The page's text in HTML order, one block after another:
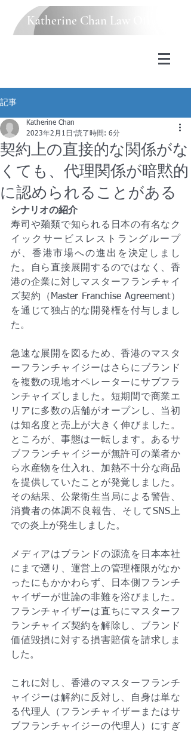
Katherine Chan Law Office
記事
契約上の直接的な関係がな
くても、代理関係が暗黙的
に認められることがある
Katherine Chan
2023年2月1日 読了時間: 6分
シナリオの紹介
寿司や麺類で知られる日本の有名なク
イックサービスレストラングループ
が、香港市場への進出を決定しまし
た。自ら直接展開するのではなく、香
港の企業に対しマスターフランチャイ
ズ契約（Master Franchise Agreement）
を通じて独占的な開発権を付与しまし
た。
急速な展開を図るため、香港のマスタ
ーフランチャイジーはさらにブランド
を複数の現地オペレーターにサブフラ
ンチャイズしました。短期間で商業エ
リアに多数の店舗がオープンし、当初
は知名度と売上が大きく伸びました。
ところが、事態は一転します。あるサ
ブフランチャイジーが無許可の業者か
ら水産物を仕入れ、加熱不十分な商品
を提供していたことが発覚しました。
その結果、公衆衛生当局による警告、
消費者の体調不良報告、そしてSNS上
での炎上が発生しました。
メディアはブランドの源流を日本本社
にまで遡り、運営上の管理権限がなか
ったにもかかわらず、日本側フランチ
ャイザーが世論の非難を浴びました。
フランチャイザーは直ちにマスターフ
ランチャイズ契約を解除し、ブランド
価値毀損に対する損害賠償を請求しま
した。
これに対し、香港のマスターフランチ
ャイジーは解約に反対し、自身は単な
る代理人（フランチャイザーまたはサ
ブフランチャイジーの代理人）にすぎ